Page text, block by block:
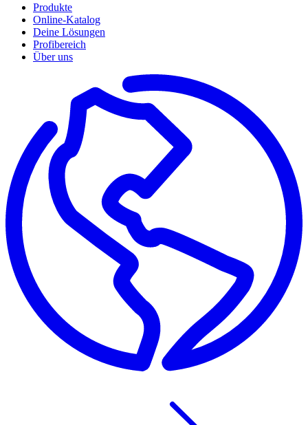
Produkte
Online-Katalog
Deine Lösungen
Profibereich
Über uns